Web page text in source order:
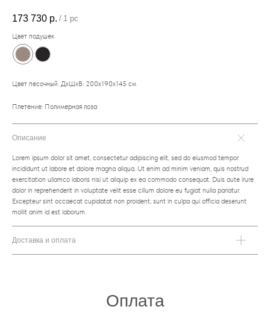
173 730 р. / 1 pc
Цвет подушек
Цвет песочный. ДхШхВ: 200х190х145 см
Плетение: Полимерная лоза
Описание
Lorem ipsum dolor sit amet, consectetur adipiscing elit, sed do eiusmod tempor
incididunt ut labore et dolore magna aliqua. Ut enim ad minim veniam, quis nostrud
exercitation ullamco laboris nisi ut aliquip ex ea commodo consequat. Duis aute irure
dolor in reprehenderit in voluptate velit esse cillum dolore eu fugiat nulla pariatur.
Excepteur sint occaecat cupidatat non proident, sunt in culpa qui officia deserunt
mollit anim id est laborum.
Доставка и оплата
Оплата